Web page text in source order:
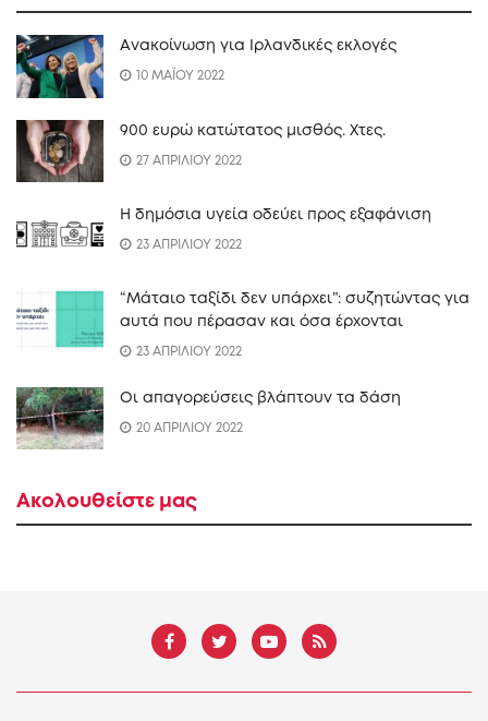
Ανακοίνωση για Ιρλανδικές εκλογές
10 ΜΑΪΟΥ 2022
900 ευρώ κατώτατος μισθός. Xτες.
27 ΑΠΡΙΛΙΟΥ 2022
Η δημόσια υγεία οδεύει προς εξαφάνιση
23 ΑΠΡΙΛΙΟΥ 2022
“Mάταιο ταξίδι δεν υπάρχει”: συζητώντας για
αυτά που πέρασαν και όσα έρχονται
23 ΑΠΡΙΛΙΟΥ 2022
Οι απαγορεύσεις βλάπτουν τα δάση
20 ΑΠΡΙΛΙΟΥ 2022
Ακολουθείστε μας